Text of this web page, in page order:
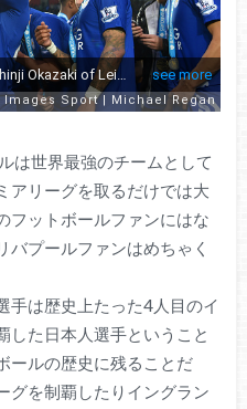
は世界最強のチームとして
アリーグを取るだけでは大
フットボールファンにはな
バプールファンはめちゃく
手は歴史上たった4人目のイ
した日本人選手ということ
ールの歴史に残ることだ
グを制覇したりイングラン